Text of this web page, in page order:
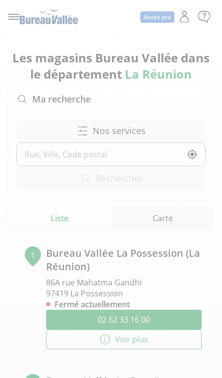
Accès pro
Les magasins Bureau Vallée dans
le département La Réunion
Ma recherche
Nos services
Rechercher
Liste Carte
1
Bureau Vallée La Possession (La
Réunion)
86A rue Mahatma Gandhi
97419 La Possession
Fermé actuellement
02 62 33 16 00
Voir plus